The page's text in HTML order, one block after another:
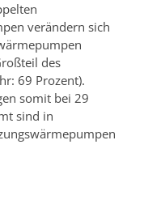
verändern sich
des
69 Prozent).
somit bei 29
sind in